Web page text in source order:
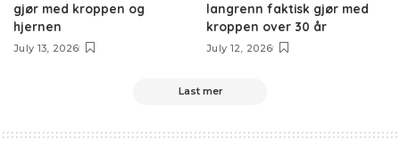
gjør med kroppen og
hjernen
July 13, 2026
langrenn faktisk gjør med
kroppen over 30 år
July 12, 2026
Last mer